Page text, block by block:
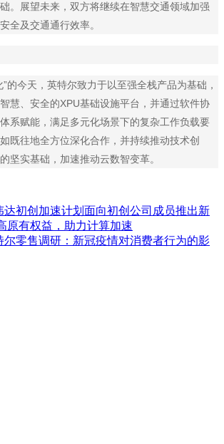
。展望未来，双方将继续在智慧交通领域加强
全及交通通行效率。
的今天，英特尔致力于以至强全栈产品为基础，
慧、安全的XPU基础设施平台，并通过软件协
系赋能，满足多元化场景下的复杂工作负载要
既往地全方位深化合作，并持续推动技术创
坚实基础，加速推动云数智变革。
达初创加速计划面向初创公司成员推出新
原有权益，助力计算加速
尔零售调研：新冠疫情对消费者行为的影